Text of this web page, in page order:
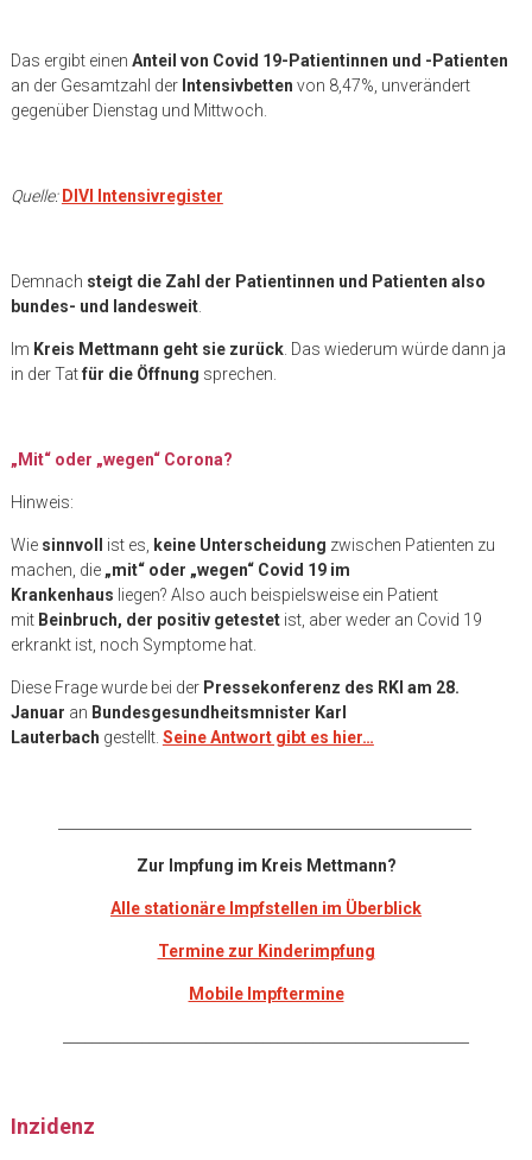
Das ergibt einen Anteil von Covid 19-Patientinnen und -Patienten
an der Gesamtzahl der Intensivbetten von 8,47%, unverändert
gegenüber Dienstag und Mittwoch.
Quelle: DIVI Intensivregister
Demnach steigt die Zahl der Patientinnen und Patienten also
bundes- und landesweit.
Im Kreis Mettmann geht sie zurück. Das wiederum würde dann ja
in der Tatfür die Öffnung sprechen.
„Mit“ oder „wegen“ Corona?
Hinweis:
Wie sinnvoll ist es, keine Unterscheidung zwischen Patienten zu
machen, die „mit“ oder „wegen“ Covid 19 im
Krankenhaus liegen? Also auch beispielsweise ein Patient
mit Beinbruch, der positiv getestetist, aber weder an Covid 19
erkrankt ist, noch Symptome hat.
Diese Frage wurde bei der Pressekonferenz des RKI am 28.
Januar an Bundesgesundheitsmnister Karl
Lauterbach gestellt. Seine Antwort gibt es hier…
Zur Impfung im Kreis Mettmann?
Alle stationäre Impfstellen im Überblick
Termine zur Kinderimpfung
Mobile Impftermine
Inzidenz